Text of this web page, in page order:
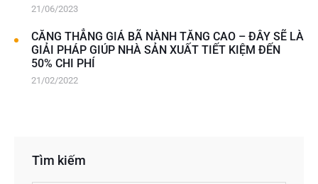
21/06/2023
CĂNG THẲNG GIÁ BÃ NÀNH TĂNG CAO – ĐÂY SẼ LÀ
GIẢI PHÁP GIÚP NHÀ SẢN XUẤT TIẾT KIỆM ĐẾN
50% CHI PHÍ
21/02/2022
Tìm kiếm